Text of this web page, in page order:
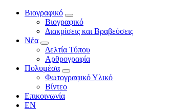
Βιογραφικό
Βιογραφικό
Διακρίσεις και Βραβεύσεις
Νέα
Δελτία Τύπου
Αρθρογραφία
Πολυμέσα
Φωτογραφικό Υλικό
Βίντεο
Επικοινωνία
EN